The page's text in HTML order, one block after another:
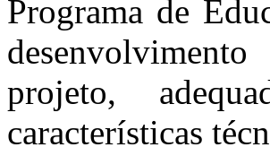
Programa de
projeto,
características